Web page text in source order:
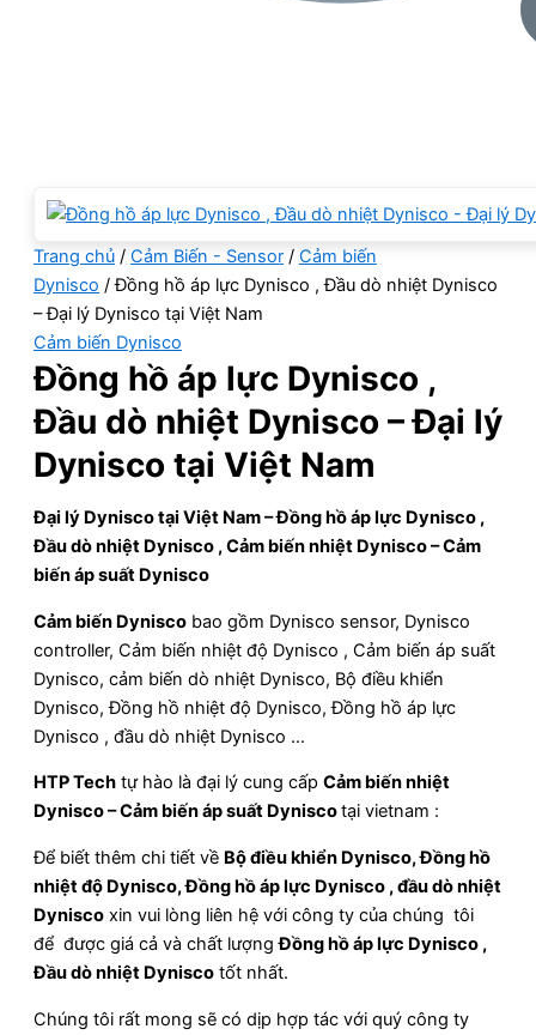
Trang chủ / Cảm Biến - Sensor/ Cảm biến
Dynisco / Đồng hồ áp lực Dynisco , Đầu dò nhiệt Dynisco
– Đại lý Dynisco tại Việt Nam
Cảm biến Dynisco
Đồng hồ áp lực Dynisco ,
Đầu dò nhiệt Dynisco – Đại lý
Dynisco tại Việt Nam
Đại lý Dynisco tại Việt Nam – Đồng hồ áp lực Dynisco ,
Đầu dò nhiệt Dynisco , Cảm biến nhiệt Dynisco – Cảm
biến áp suất Dynisco
Cảm biến Dynisco bao gồm Dynisco sensor, Dynisco
controller, Cảm biến nhiệt độ Dynisco , Cảm biến áp suất
Dynisco, cảm biến dò nhiệt Dynisco, Bộ điều khiển
Dynisco, Đồng hồ nhiệt độ Dynisco, Đồng hồ áp lực
Dynisco , đầu dò nhiệt Dynisco …
HTP Tech tự hào là đại lý cung cấp Cảm biến nhiệt
Dynisco – Cảm biến áp suất Dyniscotại vietnam :
Để biết thêm chi tiết về Bộ điều khiển Dynisco, Đồng hồ
nhiệt độ Dynisco, Đồng hồ áp lực Dynisco , đầu dò nhiệt
Dynisco xin vui lòng liên hệ với công ty của chúng tôi
để được giá cả và chất lượngĐồng hồ áp lực Dynisco ,
Đầu dò nhiệt Dynisco tốt nhất.
Chúng tôi rất mong sẽ có dịp hợp tác với quý công ty